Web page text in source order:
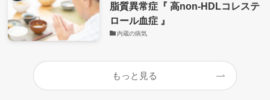
脂質異常症『 高non-HDLコレステ
ロール血症 』
内蔵の病気
もっと見る